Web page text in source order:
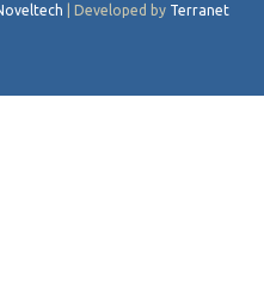
| Developed by Terranet